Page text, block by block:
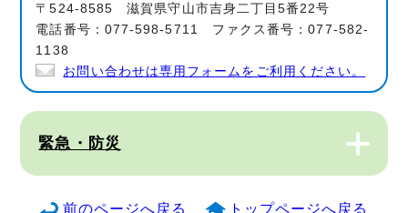
〒524-8585 滋賀県守山市吉身二丁目5番22号
電話番号：077-598-5711 ファクス番号：077-582-
1138
お問い合わせは専用フォームをご利用ください。
緊急・防災
前のページへ戻る トップページへ戻る